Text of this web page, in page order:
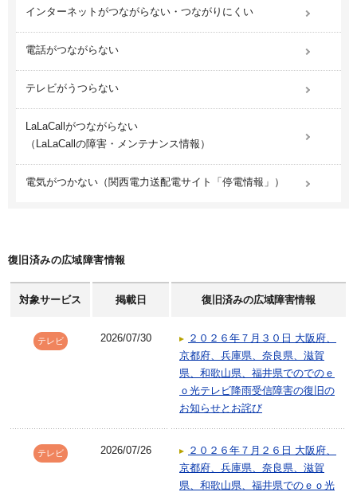
インターネットがつながらない・つながりにくい
電話がつながらない
テレビがうつらない
LaLaCallがつながらない
（LaLaCallの障害・メンテナンス情報）
電気がつかない （関西電力送配電サイト「停電情報」）
復旧済みの広域障害情報
対象サービス 掲載日 復旧済みの広域障害情報
テレビ 2026/07/30
２０２６年７月３０日 大阪府、
京都府、兵庫県、奈良県、滋賀
県、和歌山県、福井県でのでのｅ
ｏ光テレビ降雨受信障害の復旧の
お知らせとお詫び
テレビ 2026/07/26
２０２６年７月２６日 大阪府、
京都府、兵庫県、奈良県、滋賀
県、和歌山県、福井県でのｅｏ光